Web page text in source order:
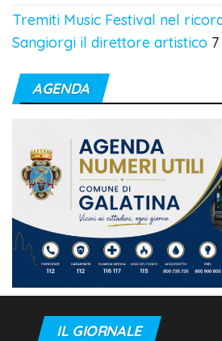
Tremiti Music Festival nel
Sangiorgi il direttore artistico
AGENDA
IL GIORNALE